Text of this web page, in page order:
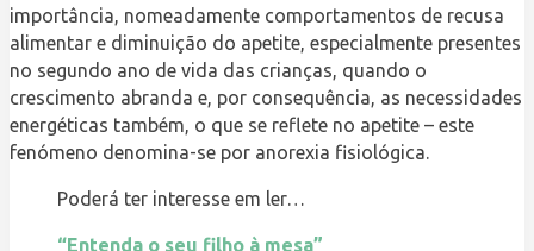
importância, nomeadamente comportamentos de recusa
alimentar e diminuição do apetite, especialmente presentes
no segundo ano de vida das crianças, quando o
crescimento abranda e, por consequência, as necessidades
energéticas também, o que se reflete no apetite – este
fenómeno denomina-se por anorexia fisiológica.
Poderá ter interesse em ler…
“Entenda o seu filho à mesa”